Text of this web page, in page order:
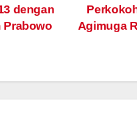
Agimuga
dengan
Prabowo